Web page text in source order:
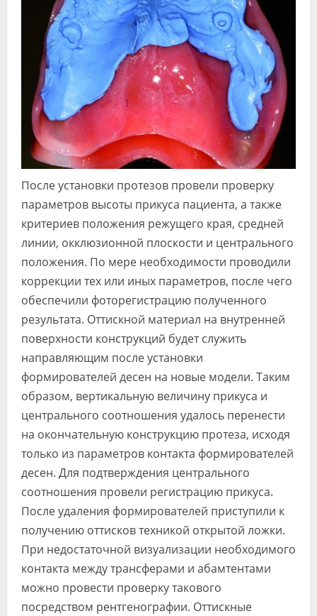
После установки протезов провели проверку
параметров высоты прикуса пациента, а также
критериев положения режущего края, средней
линии, окклюзионной плоскости и центрального
положения. По мере необходимости проводили
коррекции тех или иных параметров, после чего
обеспечили фоторегистрацию полученного
результата. Оттискной материал на внутренней
поверхности конструкций будет служить
направляющим после установки
формирователей десен на новые модели. Таким
образом, вертикальную величину прикуса и
центрального соотношения удалось перенести
на окончательную конструкцию протеза, исходя
только из параметров контакта формирователей
десен. Для подтверждения центрального
соотношения провели регистрацию прикуса.
После удаления формирователей приступили к
получению оттисков техникой открытой ложки.
При недостаточной визуализации необходимого
контакта между трансферами и абамтентами
можно провести проверку такового
посредством рентгенографии. Оттискные